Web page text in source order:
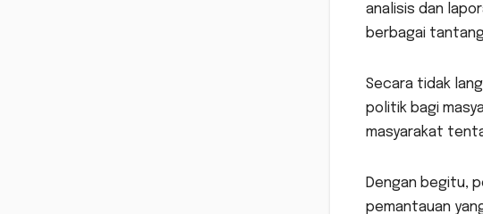
analisis dan
berbagai
Secara tidak
politik bagi
masyarakat
Dengan begitu,
pemantauan